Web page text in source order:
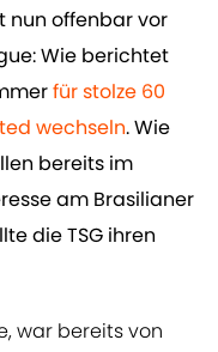
nun offenbar vor
Wie berichtet
​für stolze 60
wechseln.Wie
bereits im
am Brasilianer
die TSG ihren
war bereits von